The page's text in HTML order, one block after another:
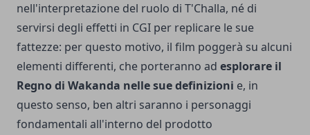
nell'interpretazione del ruolo di T'Challa, né di
servirsi degli effetti in CGI per replicare le sue
fattezze: per questo motivo, il film poggerà su alcuni
elementi differenti, che porteranno ad esplorare il
Regno di Wakanda nelle sue definizioni e, in
questo senso, ben altri saranno i personaggi
fondamentali all'interno del prodotto